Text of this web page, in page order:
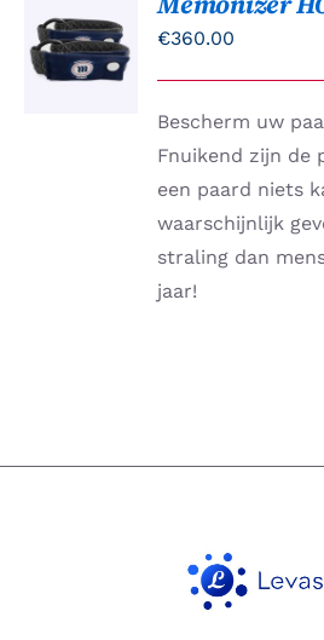
AAN
WINKELWAGEN
/
€360.00
Bescherm uw
Fnuikend zijn de
een paard niets
waarschijnlijk
straling dan
jaar!